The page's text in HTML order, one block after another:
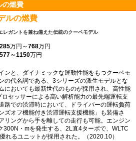
の燃費
ルの燃費
レガントを兼ね備えた伝統のクーペモデル
285万円～768万円
577～1150万円
ンと、ダイナミックな運動性能をもつクーペモ
の代名詞である、3シリーズの派生モデルとな
においても最新世代のものが採用され、高性能
セッサーによる高い解析能力の最先端運転支
路での渋滞時において、ドライバーの運転負荷
ズオフ機能付き渋滞運転支援機能」も装備さ
リングから手を離しての走行も可能。エンジン
300N・mを発生する、2L直4ターボで、WLTC
れるユニットが採用された。（2020.10）